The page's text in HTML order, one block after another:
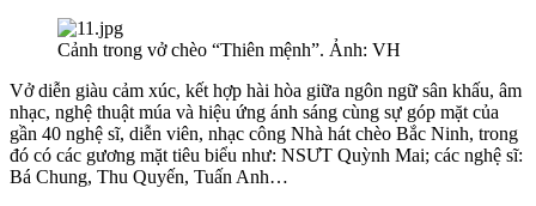
Cảnh trong vở chèo “Thiên mệnh”. Ảnh: VH
Vở diễn giàu cảm xúc, kết hợp hài hòa giữa ngôn ngữ sân khấu, âm
nhạc, nghệ thuật múa và hiệu ứng ánh sáng cùng sự góp mặt của
gần 40 nghệ sĩ, diễn viên, nhạc công Nhà hát chèo Bắc Ninh, trong
đó có các gương mặt tiêu biểu như: NSƯT Quỳnh Mai; các nghệ sĩ:
Bá Chung, Thu Quyến, Tuấn Anh…